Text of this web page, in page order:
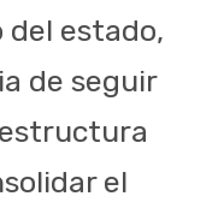
del estado,
de seguir
el